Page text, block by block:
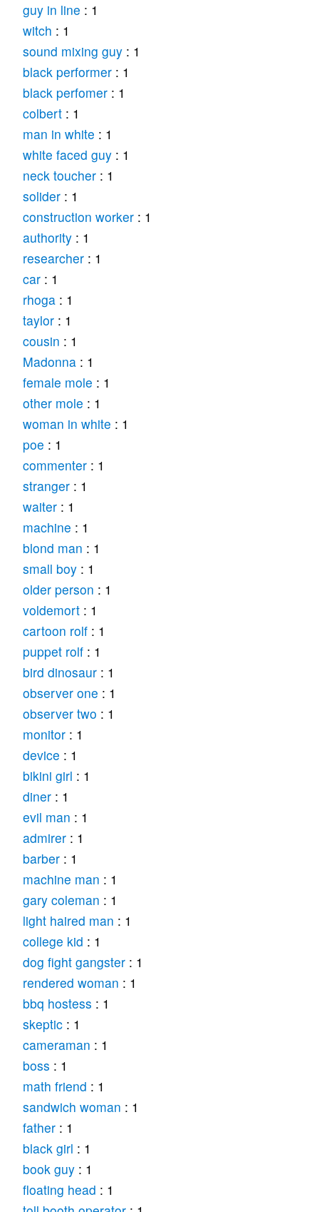
guy in line : 1
witch : 1
sound mixing guy: 1
black performer: 1
black perfomer: 1
colbert: 1
man in white : 1
white faced guy: 1
neck toucher: 1
solider: 1
construction worker: 1
authority: 1
researcher: 1
car: 1
rhoga: 1
taylor: 1
cousin : 1
Madonna: 1
female mole : 1
other mole : 1
woman in white : 1
poe : 1
commenter: 1
stranger: 1
waiter: 1
machine : 1
blond man : 1
small boy: 1
older person : 1
voldemort: 1
cartoon rolf: 1
puppet rolf: 1
bird dinosaur: 1
observer one : 1
observer two : 1
monitor: 1
device : 1
bikini girl : 1
diner: 1
evil man : 1
admirer: 1
barber: 1
machine man : 1
gary coleman : 1
light haired man : 1
college kid : 1
dog fight gangster: 1
rendered woman : 1
bbq hostess : 1
skeptic: 1
cameraman : 1
boss : 1
math friend : 1
sandwich woman : 1
father: 1
black girl : 1
book guy: 1
floating head : 1